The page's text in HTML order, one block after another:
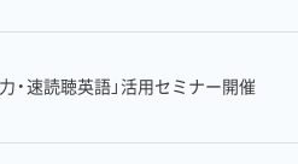
・速読聴英語」活用セミナー開催